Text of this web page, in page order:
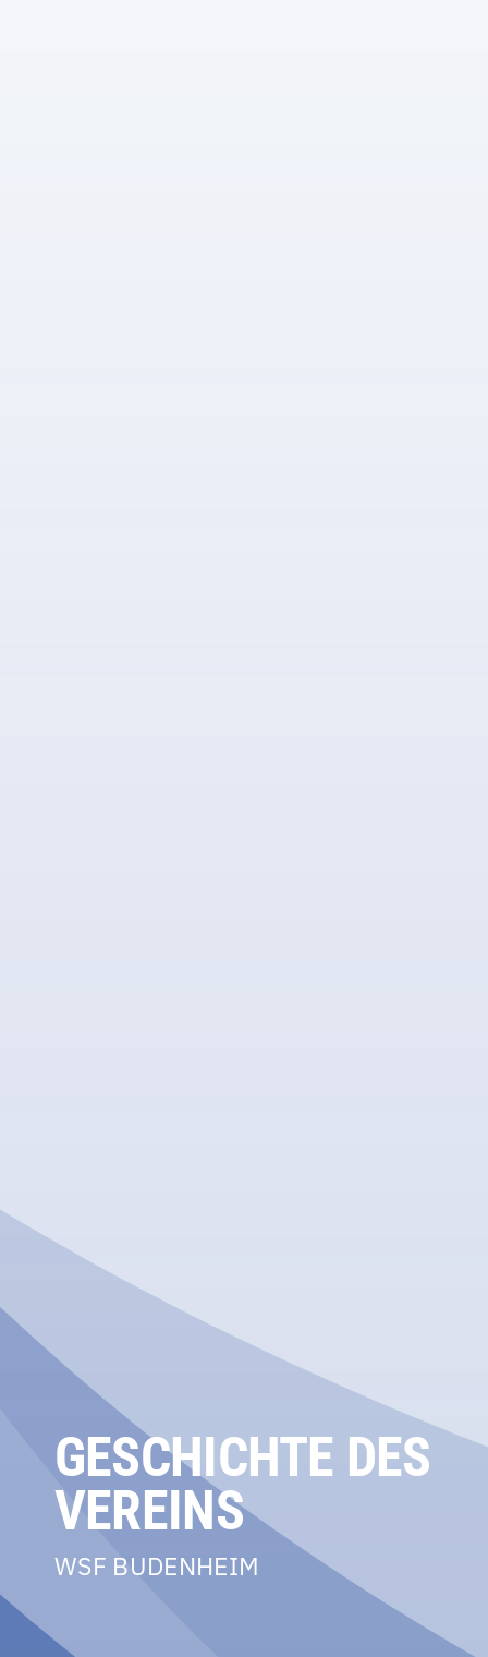
GESCHICHTE DES
VEREINS
WSF BUDENHEIM